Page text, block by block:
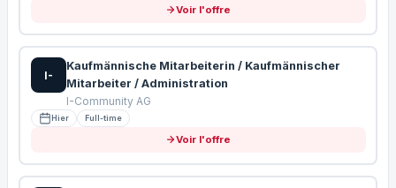
Voir l'offre
I-
Kaufmännische Mitarbeiterin / Kaufmännischer
Mitarbeiter / Administration
I-Community AG
Hier Full-time
Voir l'offre